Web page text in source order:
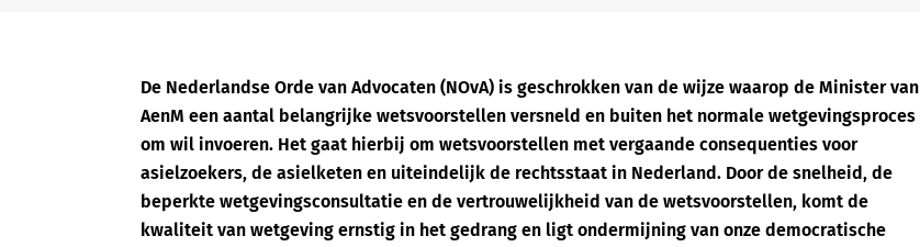
De Nederlandse Orde van Advocaten (NOvA) is geschrokken van de wijze waarop de Minister van
AenM een aantal belangrijke wetsvoorstellen versneld en buiten het normale wetgevingsproces
om wil invoeren. Het gaat hierbij om wetsvoorstellen met vergaande consequenties voor
asielzoekers, de asielketen en uiteindelijk de rechtsstaat in Nederland. Door de snelheid, de
beperkte wetgevingsconsultatie en de vertrouwelijkheid van de wetsvoorstellen, komt de
kwaliteit van wetgeving ernstig in het gedrang en ligt ondermijning van onze democratische